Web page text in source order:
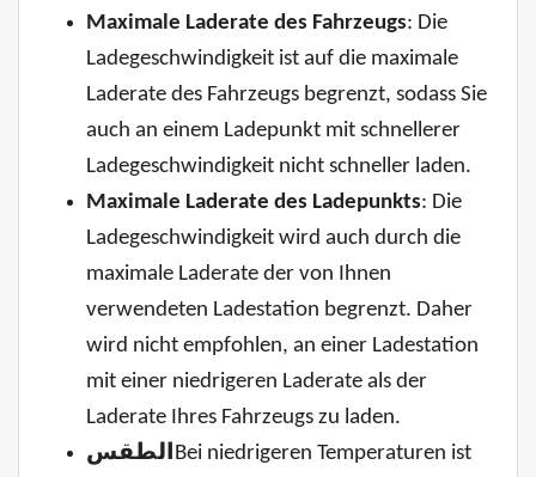
Maximale Laderate des Fahrzeugs: Die
Ladegeschwindigkeit ist auf die maximale
Laderate des Fahrzeugs begrenzt, sodass Sie
auch an einem Ladepunkt mit schnellerer
Ladegeschwindigkeit nicht schneller laden.
Maximale Laderate des Ladepunkts: Die
Ladegeschwindigkeit wird auch durch die
maximale Laderate der von Ihnen
verwendeten Ladestation begrenzt. Daher
wird nicht empfohlen, an einer Ladestation
mit einer niedrigeren Laderate als der
Laderate Ihres Fahrzeugs zu laden.
الطقس Bei niedrigeren Temperaturen ist